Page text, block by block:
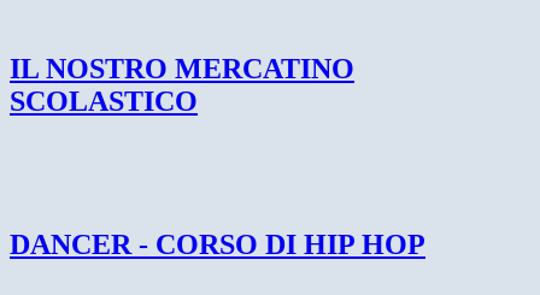
IL NOSTRO MERCATINO
SCOLASTICO
DANCER - CORSO DI HIP HOP